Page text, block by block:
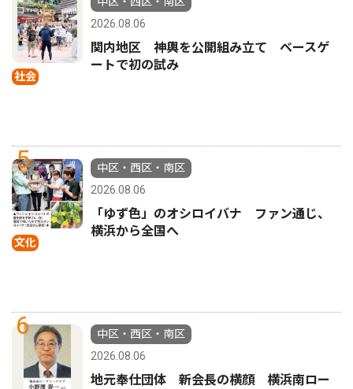
社会
2026.08.06
関内地区 神輿を公開組み立て ベースゲ
ートで初の試み
5
文化
中区・西区・南区
2026.08.06
「ゆず色」のオシロイバナ ファン通じ、
横浜から全国へ
6
中区・西区・南区
2026.08.06
地元奉仕団体 新会長の横顔 横浜南ロー